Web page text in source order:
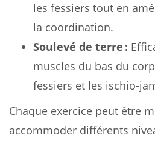
les fessiers tout en
la coordination.
Soulevé de terre :
muscles du bas du
fessiers et les ischio-
Chaque exercice peut être
accommoder différents